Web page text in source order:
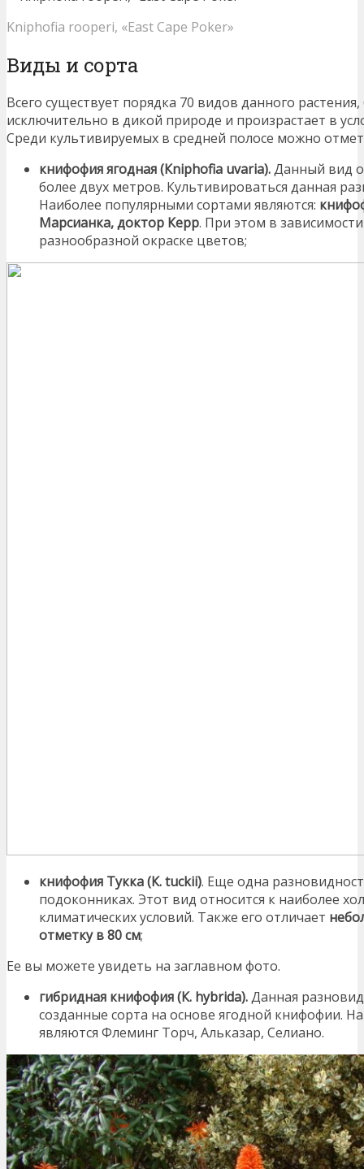
Kniphofia rooperi, «East Cape Poker»
Виды и сорта
Всего существует порядка 70 видов данного
исключительно в дикой природе и произрастает в
Среди культивируемых в средней полосе можно
книфофия ягодная (Кniphofiа uvаriа).Данный вид
более двух метров. Культивироваться данная
Наиболее популярными сортами являются:
Марсианка, доктор Керр. При этом в
разнообразной окраске цветов;
книфофия Тукка (К. tuckii). Еще одна
подоконниках. Этот вид относится к наиболее
климатических условий. Также его отличает
отметку в 80 см;
Ее вы можете увидеть на заглавном фото.
гибридная книфофия (К. hybrida).Данная
созданные сорта на основе ягодной книфофии.
являются Флеминг Торч, Альказар, Селиано.